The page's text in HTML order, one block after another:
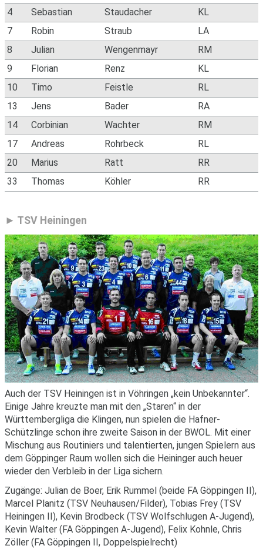
4
Sebastian Staudacher
KL
7
Robin Straub
LA
8
Julian Wengenmayr
RM
9
Florian Renz
KL
10
Timo Feistle
RL
13
Jens Bader
RA
14
Corbinian Wachter
RM
17
Andreas Rohrbeck
RL
20
Marius Ratt
RR
33
Thomas Köhler RR
TSV Heiningen
Auch der TSV Heiningen ist in Vöhringen „kein Unbekannter“.
Einige Jahre kreuzte man mit den „Staren“ in der
Württembergliga die Klingen, nun spielen die Hafner-
Schützlinge schon ihre zweite Saison in der BWOL. Mit einer
Mischung aus Routiniers und talentierten, jungen Spielern aus
dem Göppinger Raum wollen sich die Heininger auch heuer
wieder den Verbleib in der Liga sichern.
Zugänge: Julian de Boer, Erik Rummel (beide FA Göppingen II),
Marcel Planitz (TSV Neuhausen/Filder), Tobias Frey (TSV
Heiningen II), Kevin Brodbeck (TSV Wolfschlugen A-Jugend),
Kevin Walter (FA Göppingen A-Jugend), Felix Kohnle, Chris
Zöller (FA Göppingen II, Doppelspielrecht)